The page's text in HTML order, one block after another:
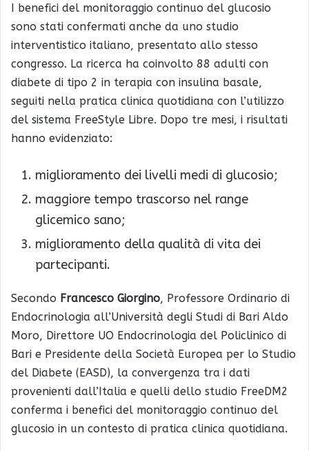
I benefici del monitoraggio continuo del glucosio
sono stati confermati anche da uno studio
interventistico italiano, presentato allo stesso
congresso. La ricerca ha coinvolto 88 adulti con
diabete di tipo 2 in terapia con insulina basale,
seguiti nella pratica clinica quotidiana con l’utilizzo
del sistema FreeStyle Libre. Dopo tre mesi, i risultati
hanno evidenziato:
miglioramento dei livelli medi di glucosio;
maggiore tempo trascorso nel range
glicemico sano;
miglioramento della qualità di vita dei
partecipanti.
Secondo Francesco Giorgino, Professore Ordinario di
Endocrinologia all’Università degli Studi di Bari Aldo
Moro, Direttore UO Endocrinologia del Policlinico di
Bari e Presidente della Società Europea per lo Studio
del Diabete (EASD), la convergenza tra i dati
provenienti dall’Italia e quelli dello studio FreeDM2
conferma i benefici del monitoraggio continuo del
glucosio in un contesto di pratica clinica quotidiana.